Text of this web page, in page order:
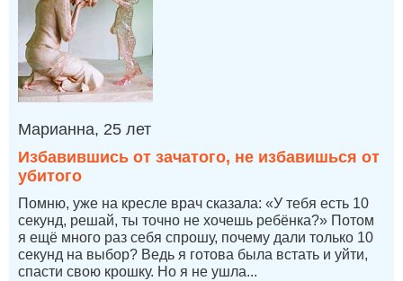
Марианна, 25 лет
Избавившись от зачатого, не избавишься от
убитого
Помню, уже на кресле врач сказала: «У тебя есть 10
секунд, решай, ты точно не хочешь ребёнка?» Потом
я ещё много раз себя спрошу, почему дали только 10
секунд на выбор? Ведь я готова была встать и уйти,
спасти свою крошку. Но я не ушла...